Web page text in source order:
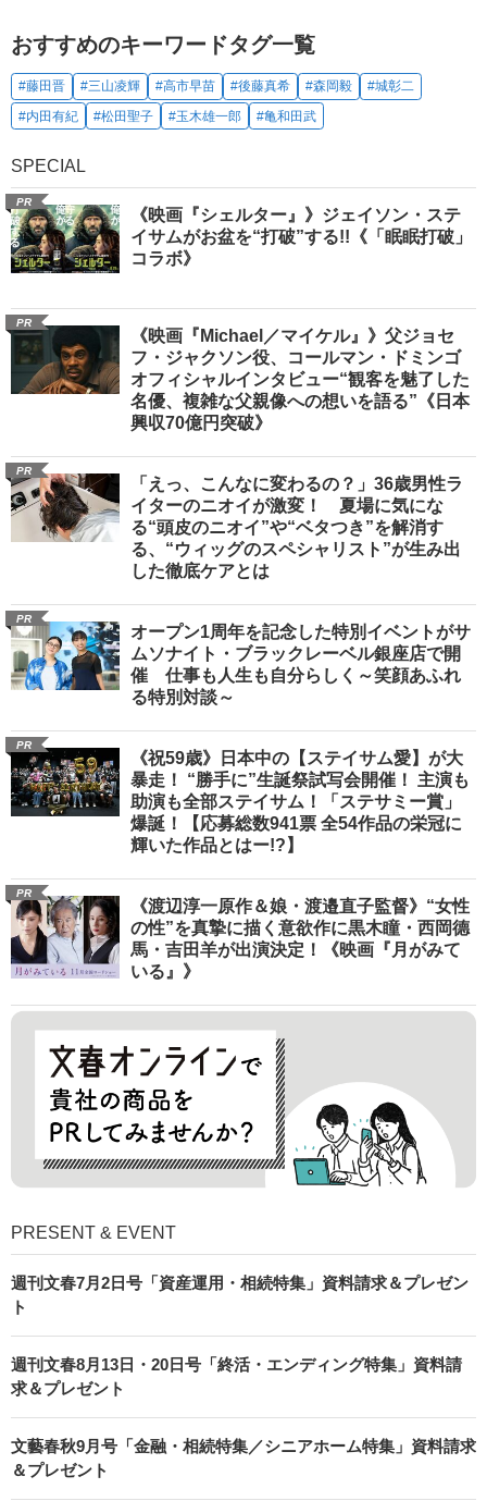
おすすめのキーワードタグ一覧
#藤田晋 #三山凌輝 #高市早苗 #後藤真希 #森岡毅
#城彰二
#内田有紀
#松田聖子 #玉木雄一郎 #亀和田武
SPECIAL
PR
《映画『シェルター』》ジェイソン・ステ
イサムがお盆を“打破”する!!《「眠眠打破」
コラボ》
PR
《映画『Michael／マイケル』》父ジョセ
フ・ジャクソン役、コールマン・ドミンゴ
オフィシャルインタビュー“観客を魅了した
名優、複雑な父親像への想いを語る”《日本
興収70億円突破》
PR
「えっ、こんなに変わるの？」36歳男性ラ
イターのニオイが激変！ 夏場に気にな
る“頭皮のニオイ”や“ベタつき”を解消す
る、“ウィッグのスペシャリスト”が生み出
した徹底ケアとは
PR
オープン1周年を記念した特別イベントがサ
ムソナイト・ブラックレーベル銀座店で開
催 仕事も人生も自分らしく～笑顔あふれ
る特別対談～
PR
《祝59歳》日本中の【ステイサム愛】が大
暴走！ “勝手に”生誕祭試写会開催！ 主演も
助演も全部ステイサム！「ステサミー賞」
爆誕！【応募総数941票 全54作品の栄冠に
輝いた作品とはー!?】
PR
《渡辺淳一原作＆娘・渡邉直子監督》“女性
の性”を真摯に描く意欲作に黒木瞳・西岡德
馬・吉田羊が出演決定！《映画『月がみて
いる』》
PRESENT & EVENT
週刊文春7月2日号「資産運用・相続特集」資料請求＆プレゼン
ト
週刊文春8月13日・20日号「終活・エンディング特集」資料請
求＆プレゼント
文藝春秋9月号「金融・相続特集／シニアホーム特集」資料請求
＆プレゼント